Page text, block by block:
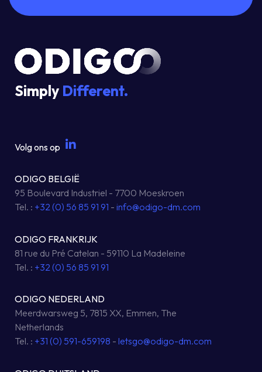
Simply Different.
Volg ons op
ODIGO BELGIË
95 Boulevard Industriel - 7700 Moeskroen
Tel. : +32 (0) 56 85 91 91 - info@odigo-dm.com
ODIGO FRANKRIJK
81 rue du Pré Catelan - 59110 La Madeleine
Tel. : +32 (0) 56 85 91 91
ODIGO NEDERLAND
Meerdwarsweg 5, 7815 XX, Emmen, The
Netherlands
Tel. : +31 (0) 591-659198 - letsgo@odigo-dm.com